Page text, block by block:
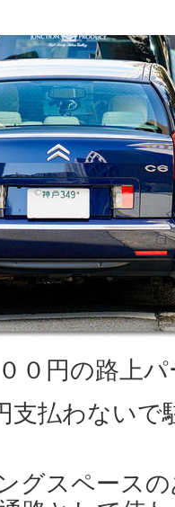
０円の路上
支払わない
グスペース